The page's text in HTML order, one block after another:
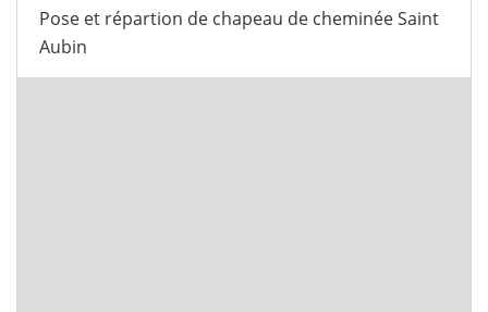
Pose et répartion de chapeau de cheminée Saint
Aubin